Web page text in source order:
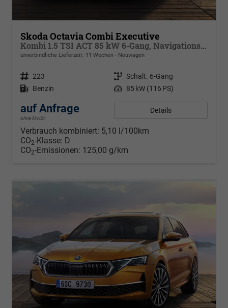
Skoda Octavia Combi Executive
Kombi 1.5 TSI ACT 85 kW 6-Gang, Navigationssystem, 17 Zoll Alufelgen, ACC, PDC, Klimaautomatik, Phone Box, Reserverad, Full LED, 4 Jahre Garantie,
unverbindliche Lieferzeit: 11 Wochen Neuwagen
Fahrzeugnr. 223 Getriebe Schalt. 6-Gang
Kraftstoff Benzin Leistung 85 kW (116 PS)
auf Anfrage
ohne MwSt.
Details
Verbrauch kombiniert: 5,10 l/100km
CO2-Klasse: D
CO2-Emissionen: 125,00 g/km